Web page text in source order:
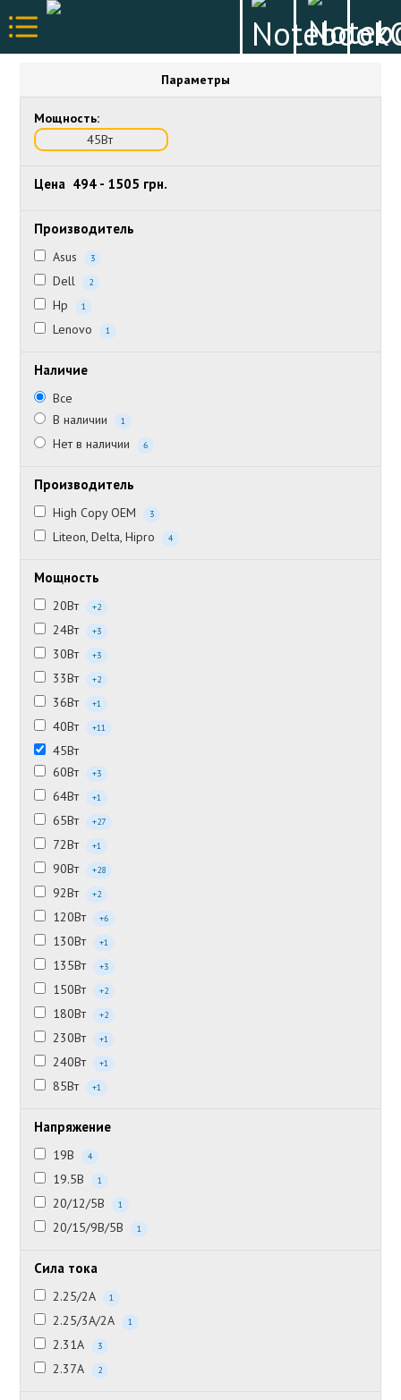
Параметры
Мощность:
45Вт
Цена 494 - 1505 грн.
Производитель
Asus 3
Dell 2
Hp 1
Lenovo 1
Наличие
Все
В наличии
1
Нет в наличии 6
Производитель
High Copy OEM 3
Liteon, Delta, Hipro 4
Мощность
20Вт +2
24Вт +3
30Вт +3
33Вт +2
36Вт +1
40Вт +11
45Вт
60Вт
+3
64Вт +1
65Вт +27
72Вт +1
90Вт +28
92Вт +2
120Вт +6
130Вт +1
135Вт +3
150Вт +2
180Вт +2
230Вт +1
240Вт +1
85Вт +1
Напряжение
19В 4
19.5В 1
20/12/5В 1
20/15/9В/5В 1
Сила тока
2.25/2А 1
2.25/3А/2А 1
2.31А 3
2.37А 2